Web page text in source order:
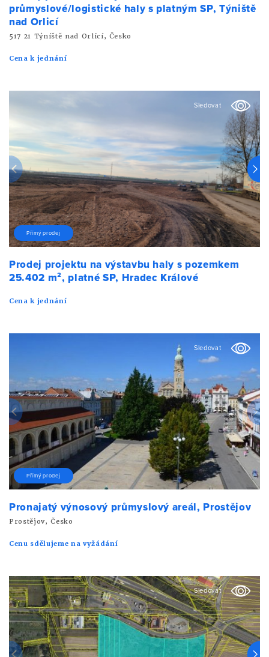
průmyslové/logistické haly s platným SP, Týniště
nad Orlicí
517 21 Týniště nad Orlicí, Česko
Cena k jednání
Sledovat
Přímý prodej
Prodej projektu na výstavbu haly s pozemkem
25.402 m², platné SP, Hradec Králové
Cena k jednání
Sledovat
Přímý prodej
Pronajatý výnosový průmyslový areál, Prostějov
Prostějov, Česko
Cenu sdělujeme na vyžádání
Sledovat